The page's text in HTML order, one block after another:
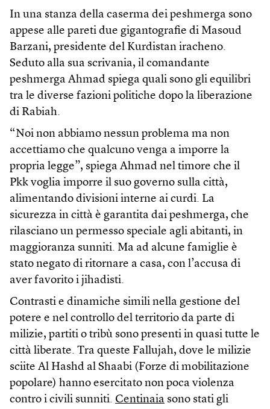
In una stanza della caserma dei peshmerga sono
appese alle pareti due gigantografie di Masoud
Barzani, presidente del Kurdistan iracheno.
Seduto alla sua scrivania, il comandante
peshmerga Ahmad spiega quali sono gli equilibri
tra le diverse fazioni politiche dopo la liberazione
di Rabiah.
“Noi non abbiamo nessun problema ma non
accettiamo che qualcuno venga a imporre la
propria legge”, spiega Ahmad nel timore che il
Pkk voglia imporre il suo governo sulla città,
alimentando divisioni interne ai curdi. La
sicurezza in città è garantita dai peshmerga, che
rilasciano un permesso speciale agli abitanti, in
maggioranza sunniti. Ma ad alcune famiglie è
stato negato di ritornare a casa, con l’accusa di
aver favorito i jihadisti.
Contrasti e dinamiche simili nella gestione del
potere e nel controllo del territorio da parte di
milizie, partiti o tribù sono presenti in quasi tutte le
città liberate. Tra queste Fallujah, dove le milizie
sciite Al Hashd al Shaabi (Forze di mobilitazione
popolare) hanno esercitato non poca violenza
contro i civili sunniti. Centinaia sono stati gli